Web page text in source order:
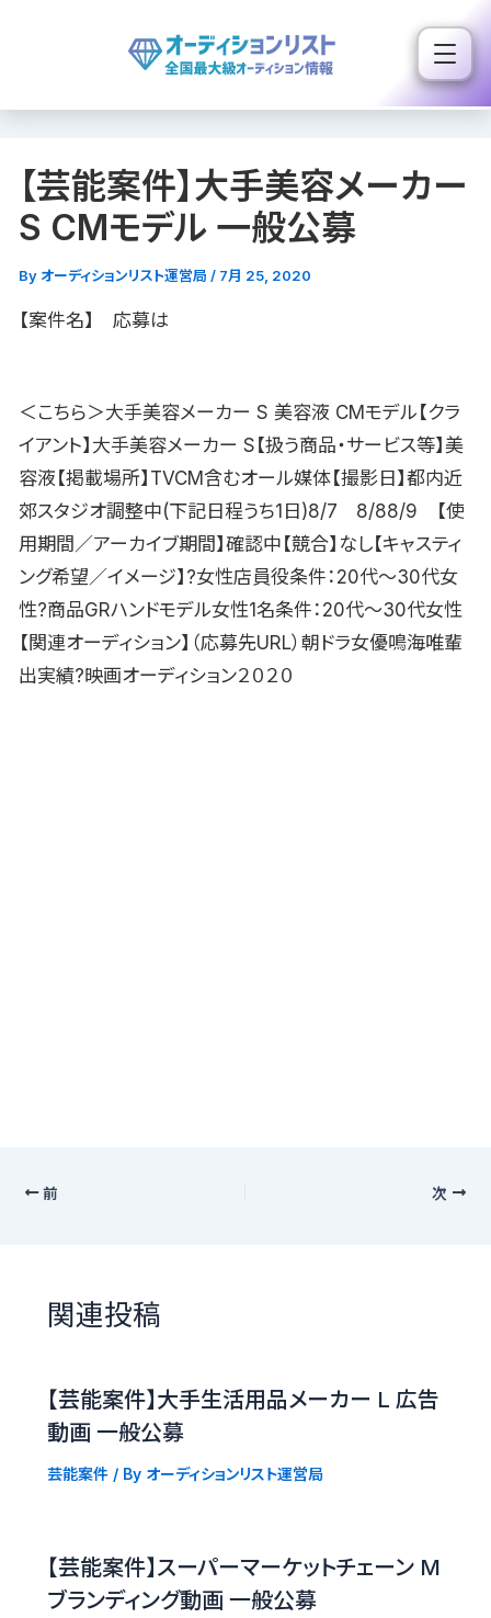
ス
【芸能案件】大手美容メーカー
S CMモデル 一般公募
By オーディションリスト運営局 / 7月 25, 2020
【案件名】 応募は
＜こちら＞大手美容メーカー S 美容液 CMモデル【クラ
イアント】大手美容メーカー S【扱う商品・サービス等】美
容液【掲載場所】TVCM含むオール媒体【撮影日】都内近
郊スタジオ調整中(下記日程うち1日)8/7 8/88/9 【使
用期間／アーカイブ期間】確認中【競合】なし【キャスティ
ング希望／イメージ】?女性店員役条件：20代〜30代女
性?商品GRハンドモデル女性1名条件：20代〜30代女性
【関連オーディション】（応募先URL）朝ドラ女優鳴海唯輩
出実績?映画オーディション２０２０
前 次
関連投稿
【芸能案件】大手生活用品メーカー L 広告
動画 一般公募
芸能案件/ By オーディションリスト運営局
【芸能案件】スーパーマーケットチェーン M
ブランディング動画 一般公募